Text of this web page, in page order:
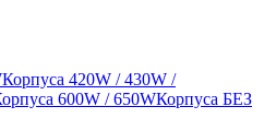
Корпуса 420W / 430W /
600W / 650WКорпуса БЕЗ